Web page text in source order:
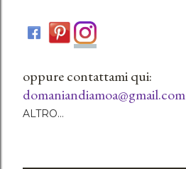
oppure contattami qui:
domaniandiamoa@gmail.com
ALTRO…